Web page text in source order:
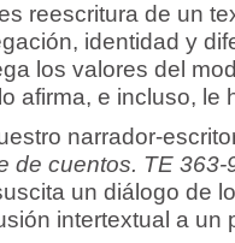
reescritura de un
identidad y
los valores del
afirma, e incluso,
narrador-
de cuentos. TE 363-
un diálogo de
intertextual a un